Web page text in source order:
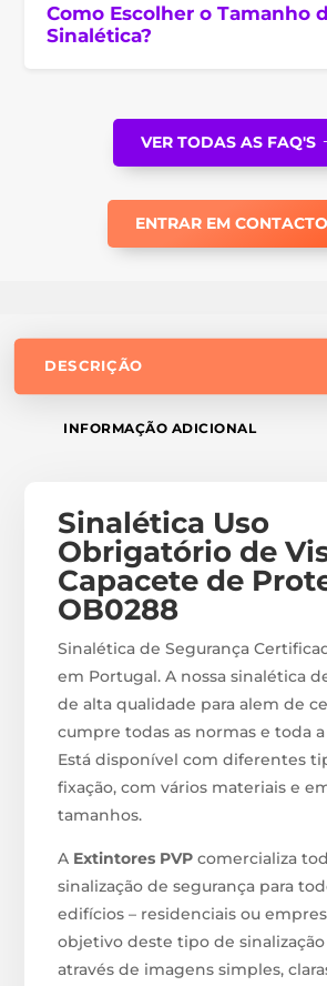
Como Escolher o Tamanho
Sinalética?
VER TODAS AS FAQ'S
ENTRAR EM CONTACTO
DESCRIÇÃO
INFORMAÇÃO ADICIONAL
Sinalética Uso
Obrigatório de
Capacete de
OB0288
Sinalética de Segurança
em Portugal. A nossa sinalética
de alta qualidade para alem de
cumpre todas as normas e toda
Está disponível com diferentes
fixação, com vários materiais e
tamanhos.
A Extintores PVP comercializa
sinalização de segurança para
edifícios – residenciais ou
objetivo deste tipo de
através de imagens simples,